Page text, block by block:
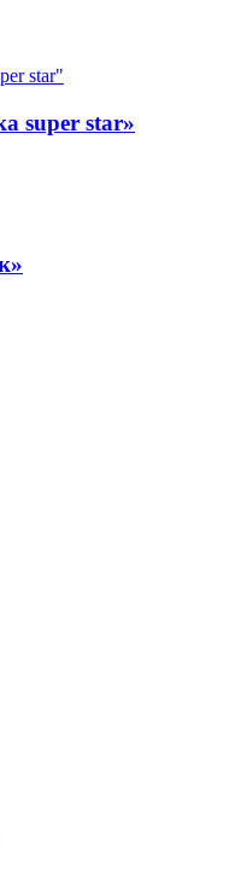
super star»